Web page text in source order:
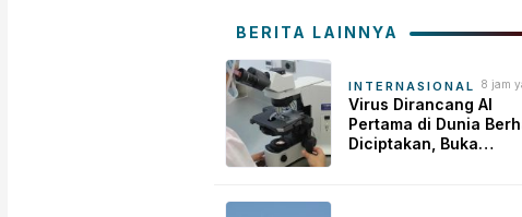
BERITA LAINNYA
INTERNASIONAL
8 jam
lalu
Virus Dirancang AI
Pertama di Dunia
Diciptakan, Buka